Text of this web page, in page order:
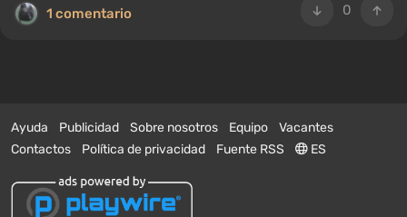
0
1 comentario
Ayuda Publicidad Sobre nosotros Equipo
Vacantes
Contactos
Política de privacidad Fuente RSS ES